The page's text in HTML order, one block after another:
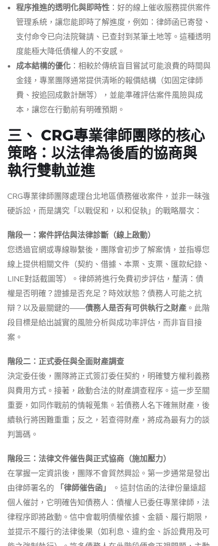
程序推進的透明化與即時性 ：好的線上催收服務提供案件
管理系統，讓您能即時了解進度，例如：律師函已寄發、
支付命令已向法院聲請、已查封到某筆土地等。這種透明
度能極大降低債權人的不安感。
成本結構的優化 ：相較於傳統盲目嘗試可能浪費的時間與
金錢，專業團隊通常提供清晰的報價結構（如固定律師
費、按追回成數計酬等），並能準確評估案件風險與成
本，讓您在行動前有明確預期。
三、 CRG專業律師團隊的核心
策略：以法律為後盾的協商與
執行雙軌並進
CRG專業律師團隊處理台北地區債務催收案件，並非一昧強
硬訴訟，而是講究「以戰促和，以和促執」的戰略層次：
階段一：案件評估與法律診斷（線上啟動）
您透過官網或專線聯繫後，團隊會初步了解案情，並指導您
線上提供相關文件（契約、借據、本票、支票、匯款紀錄、
LINE對話截圖等）。律師將進行免費初步評估，釐清：債
權是否明確？證據是否充足？時效狀態？債務人可能之抗
辯？以及最關鍵的——債務人是否有可供執行之財產 。此階
段目標是給出誠實的風險分析與成功率評估，而非盲目接
案。
階段二：正式委任與全面財產調查
決定委任後，團隊將正式簽訂委任契約，明確雙方權利義務
與費用方式。接著，啟動合法的財產調查程序。這一步至關
重要，如同作戰前的情報蒐集。若債務人名下確無財產，後
續執行將困難重重；反之，若查得財產，將成為最有力的談
判籌碼。
階段三：法律文件催告與正式協商（施加壓力）
在掌握一定資訊後，團隊不會貿然興訟。第一步通常是發出
由律師署名的
「律師催告函」
。這封信函的法律份量遠超
個人催討，它明確告知債務人：債權人已委任專業律師，法
律程序即將啟動。信中會載明債權依據、金額、履行期限，
並提示不履行的法律後果（如利息、違約金、訴訟費用及可